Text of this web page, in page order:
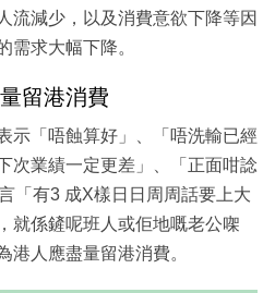
流減少，以及消費意欲下降等因
需求大幅下降。
留港消費
示「唔蝕算好」、「唔洗輸已經
次業績一定更差」、「正面咁諗
「有3 成X樣日日周周話要上大
就係鏟呢班人或佢地嘅老公㗎
港人應盡量留港消費。